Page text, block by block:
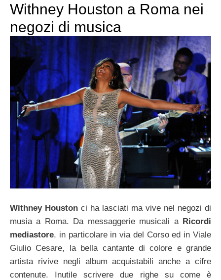
Withney Houston a Roma nei
negozi di musica
Withney Houston ci ha lasciati ma vive nel negozi di
musia a Roma. Da messaggerie musicali a Ricordi
mediastore, in particolare in via del Corso ed in Viale
Giulio Cesare, la bella cantante di colore e grande
artista rivive negli album acquistabili anche a cifre
contenute. Inutile scrivere due righe su come è